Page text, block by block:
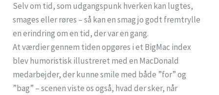
Selv om tid, som udgangspunk hverken kan lugtes,
smages eller røres – så kan en smag jo godt fremtrylle
en erindring om en tid, der var en gang.
At værdier gennem tiden opgøres i et BigMac index
blev humoristisk illustreret med en MacDonald
medarbejder, der kunne smile med både ”for” og
”bag” – scenen viste os også, hvad der sker, når